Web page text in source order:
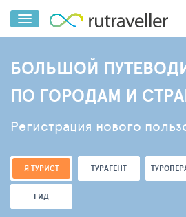
БОЛЬШОЙ
ПО ГОРОДАМ И
Регистрация нового
Я ТУРИСТ ТУРАГЕНТ
ГИД